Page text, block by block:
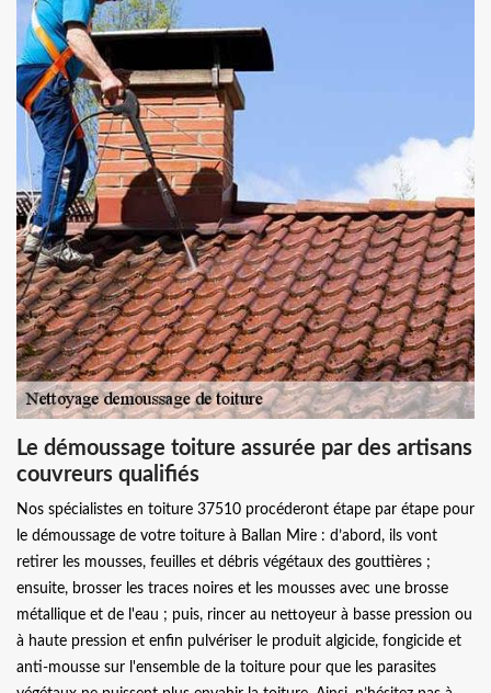
Le démoussage toiture assurée par des artisans
couvreurs qualifiés
Nos spécialistes en toiture 37510 procéderont étape par étape pour
le démoussage de votre toiture à Ballan Mire : d’abord, ils vont
retirer les mousses, feuilles et débris végétaux des gouttières ;
ensuite, brosser les traces noires et les mousses avec une brosse
métallique et de l'eau ; puis, rincer au nettoyeur à basse pression ou
à haute pression et enfin pulvériser le produit algicide, fongicide et
anti-mousse sur l'ensemble de la toiture pour que les parasites